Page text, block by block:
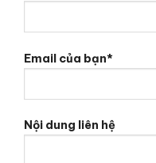
Email của bạn*
Nội dung liên hệ